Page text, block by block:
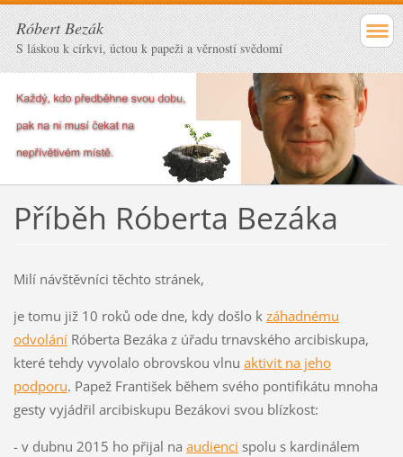
Róbert Bezák
S láskou k církvi, úctou k papeži a věrností svědomí
Příběh Róberta Bezáka
Milí návštěvníci těchto stránek,
je tomu již 10 roků ode dne, kdy došlo k záhadnému
odvoláníRóberta Bezáka z úřadu trnavského arcibiskupa,
které tehdy vyvolalo obrovskou vlnu aktivit na jeho
podporu. Papež František během svého pontifikátu mnoha
gesty vyjádřil arcibiskupu Bezákovi svou blízkost:
- v dubnu 2015 ho přijal na audienci spolu s kardinálem